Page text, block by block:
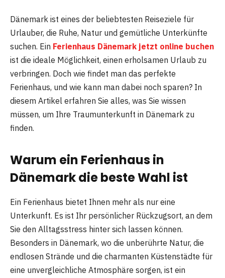
Dänemark ist eines der beliebtesten Reiseziele für
Urlauber, die Ruhe, Natur und gemütliche Unterkünfte
suchen. Ein Ferienhaus Dänemark jetzt online buchen
ist die ideale Möglichkeit, einen erholsamen Urlaub zu
verbringen. Doch wie findet man das perfekte
Ferienhaus, und wie kann man dabei noch sparen? In
diesem Artikel erfahren Sie alles, was Sie wissen
müssen, um Ihre Traumunterkunft in Dänemark zu
finden.
Warum ein Ferienhaus in
Dänemark die beste Wahl ist
Ein Ferienhaus bietet Ihnen mehr als nur eine
Unterkunft. Es ist Ihr persönlicher Rückzugsort, an dem
Sie den Alltagsstress hinter sich lassen können.
Besonders in Dänemark, wo die unberührte Natur, die
endlosen Strände und die charmanten Küstenstädte für
eine unvergleichliche Atmosphäre sorgen, ist ein